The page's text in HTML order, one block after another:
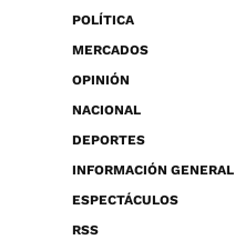
POLÍTICA
MERCADOS
OPINIÓN
NACIONAL
DEPORTES
INFORMACIÓN GENERAL
ESPECTÁCULOS
RSS